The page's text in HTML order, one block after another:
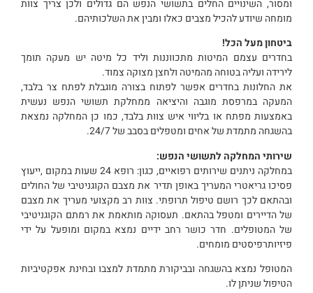
ומסור, השינויים החלים בתשושי הנפש הם גדולים ולכן צריך צוות
מומחה שיודע להכיל מצבים כאלו ומבין את השלכותיהם.
ביטחון מעל הכל!
בחדרים עצמם המיטות מתכווננות וליד כל מיטה יש מעקה תומך
לירידה ועליה בטוחה מהמיטה ולחצן מצוקה צמוד.
את החלונות בחדרים אפשר לפתוח בצורה מוגבלת לפתח צר בלבד,
המעקה במרפסת מוגבה והיציאה ממחלקת תשושי הנפש נעשית
באמצעות מפתח או בליווי איש צוות בלבד, כמו כן המחלקה נמצאת
בהשגחה מתמדת של אחים ומטפלים בסבב של 24/7.
שירותי המחלקה לתשושי הנפש:
במחלקה ניתנים שירותים רפואיים, כגון: רופא 24 שעות במקום ,ייעוץ
פסיכו גריאטרי המעריך באופן תדיר את מצבם הקוגניטיבי של החולים
ובהתאם לכך רושם טיפול תרופתי. צוות רב מקצועי מעריך את מצבם
של הדיירים ומטפל בהתאם. תעסוקה מותאמת את רמתם הקוגניטיבי
של המטופלים. חדר כושר רחב ידיים נמצא במקום ומופעל על ידי
פיזיותרפיסטים מומחים.
המטופל נמצא בהשגחה ובביקורת מתמדת למצבו ובחינת אפקטיביות
הטיפול שניתן לו.